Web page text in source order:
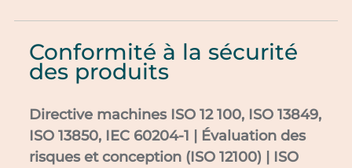
Conformité à la sécurité
des produits
Directive machines ISO 12 100, ISO 13849,
ISO 13850, IEC 60204-1 | Évaluation des
risques et conception (ISO 12100) | ISO